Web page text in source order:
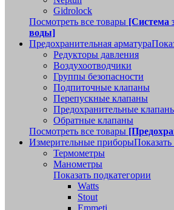
Gidrolock
Посмотреть все товары [Система
воды]
Предохранительная арматура
Редукторы давления
Воздухоотводчики
Группы безопасности
Подпиточные клапаны
Перепускные клапаны
Предохранительные
Обратные клапаны
Посмотреть все товары
Измерительные приборы
Термометры
Манометры
Показать подкатегории
Watts
Stout
Emmeti